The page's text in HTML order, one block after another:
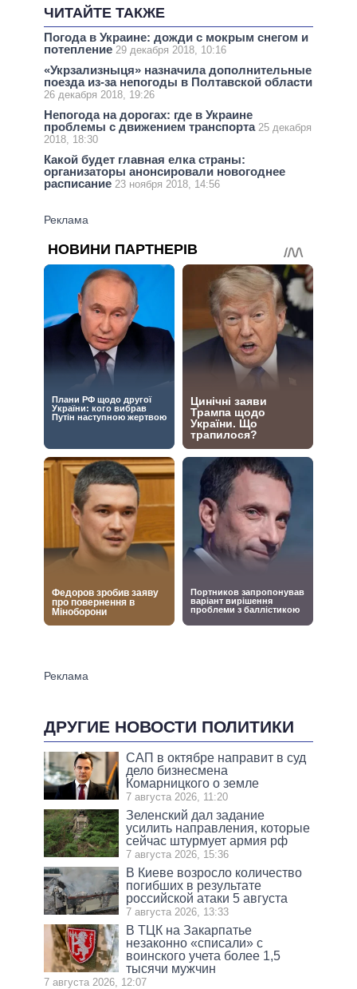
ЧИТАЙТЕ ТАКЖЕ
Погода в Украине: дожди с мокрым снегом и
потепление 29 декабря 2018, 10:16
«Укрзализныця» назначила дополнительные
поезда из-за непогоды в Полтавской области
26 декабря 2018, 19:26
Непогода на дорогах: где в Украине
проблемы с движением транспорта 25 декабря
2018, 18:30
Какой будет главная елка страны:
организаторы анонсировали новогоднее
расписание 23 ноября 2018, 14:56
ДРУГИЕ НОВОСТИ ПОЛИТИКИ
САП в октябре направит в суд
дело бизнесмена
Комарницкого о земле
7 августа 2026, 11:20
Зеленский дал задание
усилить направления, которые
сейчас штурмует армия рф
7 августа 2026, 15:36
В Киеве возросло количество
погибших в результате
российской атаки 5 августа
7 августа 2026, 13:33
В ТЦК на Закарпатье
незаконно «списали» с
воинского учета более 1,5
тысячи мужчин
7 августа 2026, 12:07